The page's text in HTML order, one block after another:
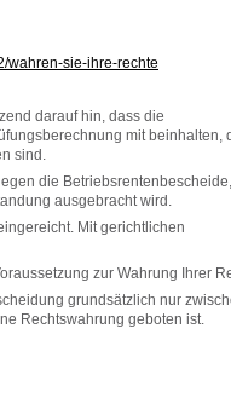
wahren-sie-ihre-rechte
darauf hin, dass die
mit beinhalten,
sind.
die
ausgebracht wird.
Mit gerichtlichen
zur Wahrung Ihrer
grundsätzlich nur
Rechtswahrung geboten ist.